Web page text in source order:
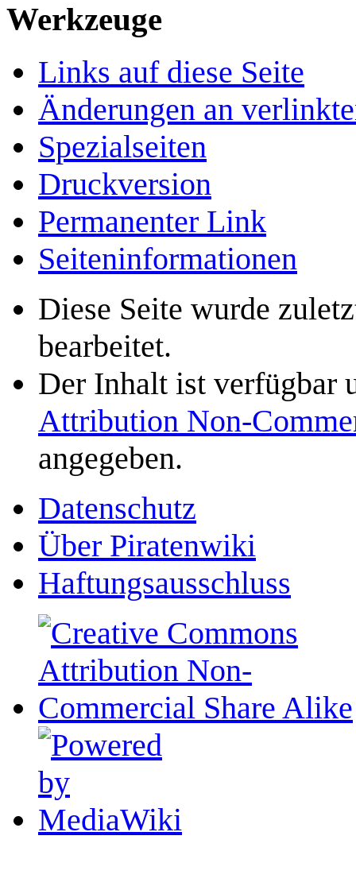
Werkzeuge
Links auf diese Seite
Änderungen an
Spezialseiten
Druckversion
Permanenter Link
Seiten­­informationen
Diese Seite wurde
bearbeitet.
Der Inhalt ist verfügbar
Attribution Non-
angegeben.
Datenschutz
Über Piratenwiki
Haftungsausschluss